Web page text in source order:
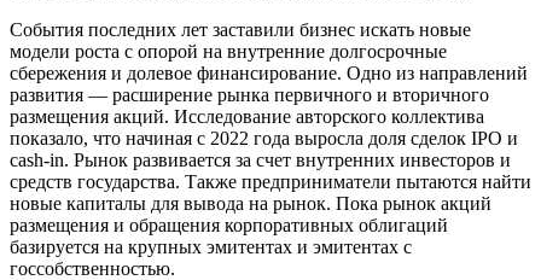
События последних лет заставили бизнес искать новые
модели роста с опорой на внутренние долгосрочные
сбережения и долевое финансирование. Одно из направлений
развития — расширение рынка первичного и вторичного
размещения акций. Исследование авторского коллектива
показало, что начиная с 2022 года выросла доля сделок IPO и
cash-in. Рынок развивается за счет внутренних инвесторов и
средств государства. Также предприниматели пытаются найти
новые капиталы для вывода на рынок. Пока рынок акций
размещения и обращения корпоративных облигаций
базируется на крупных эмитентах и эмитентах с
госсобственностью.